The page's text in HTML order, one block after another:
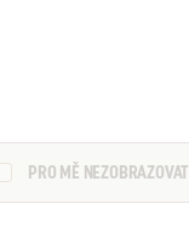
PRO MĚ NEZOBRAZOVAT